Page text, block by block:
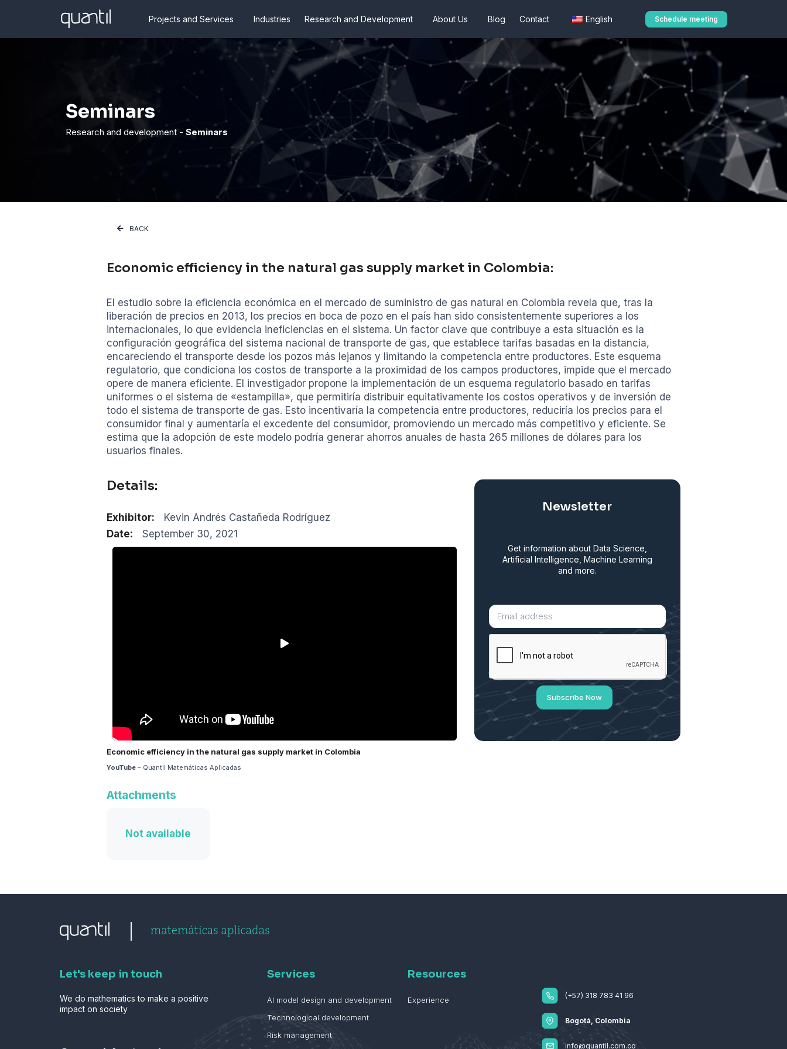
Projects and Services Industries Research and Development About Us Blog Contact English Schedule meeting
Seminars
Research and development - Seminars
BACK
Economic efficiency in the natural gas supply market in Colombia:
El estudio sobre la eficiencia económica en el mercado de suministro de gas natural en Colombia revela que, tras la
liberación de precios en 2013, los precios en boca de pozo en el país han sido consistentemente superiores a los
internacionales, lo que evidencia ineficiencias en el sistema. Un factor clave que contribuye a esta situación es la
configuración geográfica del sistema nacional de transporte de gas, que establece tarifas basadas en la distancia,
encareciendo el transporte desde los pozos más lejanos y limitando la competencia entre productores. Este esquema
regulatorio, que condiciona los costos de transporte a la proximidad de los campos productores, impide que el mercado
opere de manera eficiente. El investigador propone la implementación de un esquema regulatorio basado en tarifas
uniformes o el sistema de «estampilla», que permitiría distribuir equitativamente los costos operativos y de inversión de
todo el sistema de transporte de gas. Esto incentivaría la competencia entre productores, reduciría los precios para el
consumidor final y aumentaría el excedente del consumidor, promoviendo un mercado más competitivo y eficiente. Se
estima que la adopción de este modelo podría generar ahorros anuales de hasta 265 millones de dólares para los
usuarios finales.
Details:
Exhibitor:
Kevin Andrés Castañeda Rodríguez
Date:
September 30, 2021
Economic efficiency in the natural gas supply market in Colombia
YouTube – Quantil Matemáticas Aplicadas
Attachments
Not available
Newsletter
Get information about Data Science,
Artificial Intelligence, Machine Learning
and more.
Subscribe Now
Let's keep in touch
We do mathematics to make a positive
impact on society
Services
AI model design and development
Technological development
Risk management
Resources
Experience (+57) 318 783 41 96
Bogotá, Colombia
info@quantil.com.co